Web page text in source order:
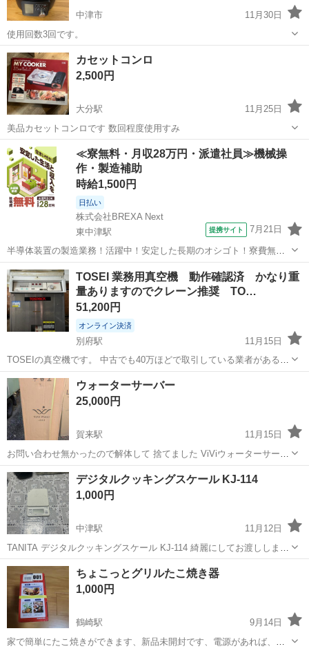
中津市
11月30日
使用回数3回です。
大分 中津市 キッチン家電
カセットコンロ
2,500円
大分駅
11月25日
美品カセットコンロです 数回程度使用すみ
大分 大分市 大分駅 キッチン家電 カセットコンロ
≪寮無料・月収28万円・派遣社員≫機械操
作・製造補助
時給1,500円
日払い
株式会社BREXA Next
東中津駅
提携サイト 7月21日
半導体装置の製造業務！活躍中！安定した長期のオシゴト！寮費無料
★赴任旅費会社負担◎20代～40代の男性活躍中★未経験活躍中！高時
給1,500円！《大分県中津市》 人気の工場のお仕事 ◇半導体装置内部
のシート製造◇ ＊クリー...
大分 中津市 東中津駅 その他
TOSEI 業務用真空機 動作確認済 かなり重
量ありますのでクレーン推奨 TO…
51,200円
オンライン決済
別府駅
11月15日
TOSEIの真空機です。 中古でも40万ほどで取引している業者があるよ
うです。 業務用となります。大きさもあるので工場や精肉店さんの新
規サービスとしていかがでしょうか？ かなり重たいのでクレーンやフ
ォームリフトで運んでも...
大分 別府市 別府駅 キッチン家電
ウォーターサーバー
25,000円
賀来駅
11月15日
お問い合わせ無かったので解体して 捨てました ViViウォーターサーバ
ー+ミスト の新品箱入りです ウォーターサーバーの機能に加湿器をつ
けてるみたいです 開封してませんので付属品等は未確認です 通常では
買えない商品だと思...
大分 大分市 賀来駅 キッチン家電
デジタルクッキングスケール KJ-114
1,000円
中津駅
11月12日
TANITA デジタルクッキングスケール KJ-114 綺麗にしてお渡ししま
す。 ※その他カフェで使用していた用具多数あり。 今日から明日にか
けて順次投稿していきます。 帰省中の出品のため、 11/15(土)朝9時
ま...
大分 中津市 キッチン家電
ちょこっとグリルたこ焼き器
1,000円
鶴崎駅
9月14日
家で簡単にたこ焼きができます、新品未開封です、電源があれば、ど